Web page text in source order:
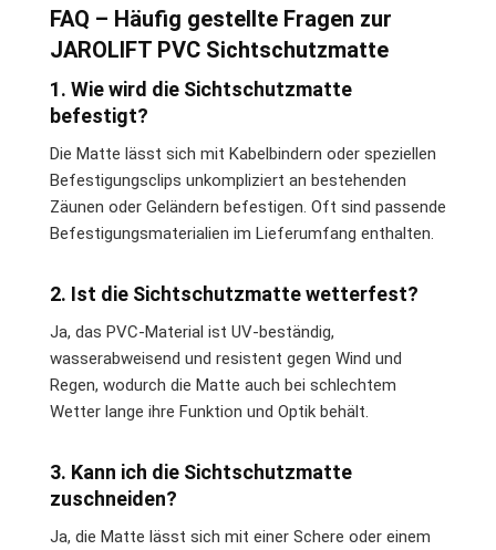
FAQ – Häufig gestellte Fragen zur
JAROLIFT PVC Sichtschutzmatte
1. Wie wird die Sichtschutzmatte
befestigt?
Die Matte lässt sich mit Kabelbindern oder speziellen
Befestigungsclips unkompliziert an bestehenden
Zäunen oder Geländern befestigen. Oft sind passende
Befestigungsmaterialien im Lieferumfang enthalten.
2. Ist die Sichtschutzmatte wetterfest?
Ja, das PVC-Material ist UV-beständig,
wasserabweisend und resistent gegen Wind und
Regen, wodurch die Matte auch bei schlechtem
Wetter lange ihre Funktion und Optik behält.
3. Kann ich die Sichtschutzmatte
zuschneiden?
Ja, die Matte lässt sich mit einer Schere oder einem